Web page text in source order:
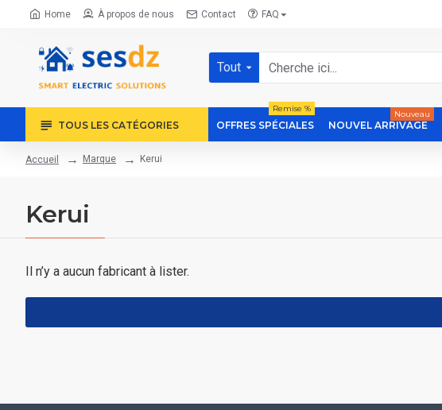
Home À propos de nous Contact FAQ
Tout
TOUS LES CATÉGORIES OFFRES SPÉCIALES
Remise %
NOUVEL ARRIVAGE
Nouveau
Accueil Marque Kerui
Kerui
Il n’y a aucun fabricant à lister.